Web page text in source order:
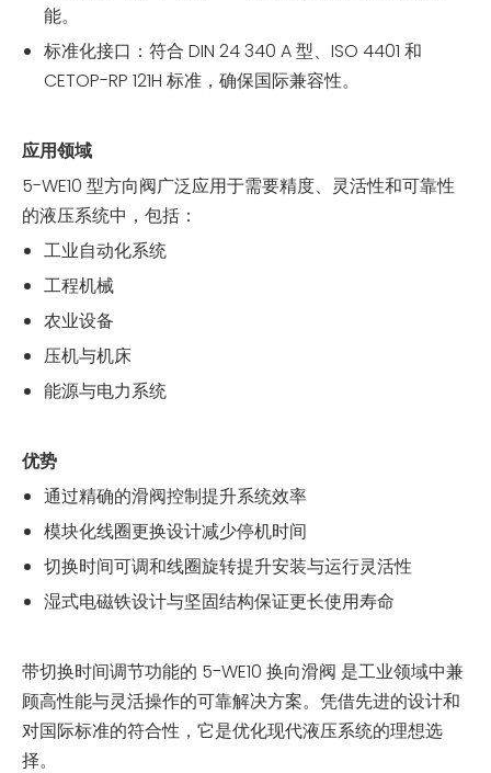
能。
标准化接口：符合 DIN 24 340 A 型、ISO 4401 和
CETOP-RP 121H 标准，确保国际兼容性。
应用领域
5-WE10 型方向阀广泛应用于需要精度、灵活性和可靠性
的液压系统中，包括：
工业自动化系统
工程机械
农业设备
压机与机床
能源与电力系统
优势
通过精确的滑阀控制提升系统效率
模块化线圈更换设计减少停机时间
切换时间可调和线圈旋转提升安装与运行灵活性
湿式电磁铁设计与坚固结构保证更长使用寿命
带切换时间调节功能的 5-WE10 换向滑阀 是工业领域中兼
顾高性能与灵活操作的可靠解决方案。凭借先进的设计和
对国际标准的符合性，它是优化现代液压系统的理想选
择。